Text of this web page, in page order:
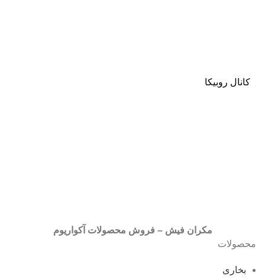
کانال روبیکا
مکران فیش – فروش محصولات آکواریوم
محصولات
بخاری